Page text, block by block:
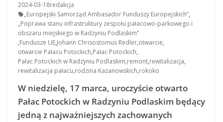
2024-03-18redakcja
„Europejski Samorząd Ambasador Funduszy Europejskich”,
„Poprawa stanu infrastruktury zespołu pałacowo-parkowego i
obszaru miejskiego w Radzyniu Podlaskim”
,Fundusze UE,Johann Chrisostomus Redler,otwarcie,
otwarcie Pałacu Potockich,Pałac Potockich,
Pałac Potockich w Radzyniu Podlaskim,remont,rewitalizacja,
rewitalizacja pałacu,rodzina Kazanowskich,rokoko
W niedzielę, 17 marca, uroczyście otwarto
Pałac Potockich w Radzyniu Podlaskim będący
jedną z najważniejszych zachowanych